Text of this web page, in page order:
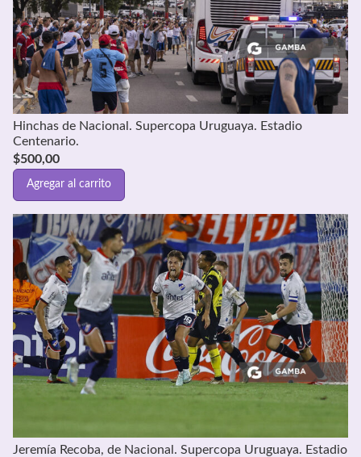
Hinchas de Nacional. Supercopa Uruguaya. Estadio
Centenario.
$500,00
Agregar al carrito
Jeremía Recoba, de Nacional. Supercopa Uruguaya. Estadio